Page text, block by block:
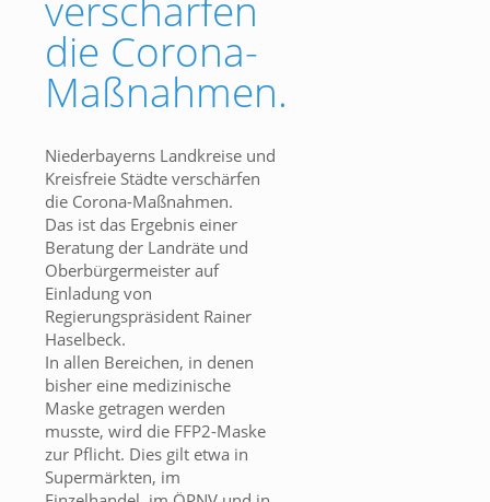
die Corona-
Maßnahmen.
Niederbayerns Landkreise und
Kreisfreie Städte verschärfen
die Corona-Maßnahmen.
Das ist das Ergebnis einer
Beratung der Landräte und
Oberbürgermeister auf
Einladung von
Regierungspräsident Rainer
Haselbeck.
In allen Bereichen, in denen
bisher eine medizinische
Maske getragen werden
musste, wird die FFP2-Maske
zur Pflicht. Dies gilt etwa in
Supermärkten, im